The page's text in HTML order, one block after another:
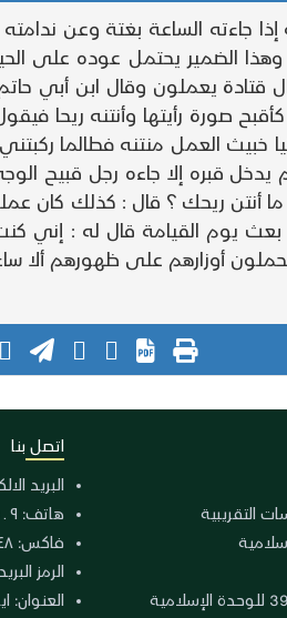
جاءته الساعة بغتة وعن
} وهذا الضمير يحتمل عوده على
يعملون وقال ابن أبي
صورة رأيتها وأنتنه ريحا
خبيث العمل منتنه فطالما
قبره إلا جاءه رجل قبيح
أنتن ريحك ؟ قال : كذلك كان
يوم القيامة قال له : إني
أوزارهم على ظهورهم ألا ساء
التقريبية
اتصل بنا
البريد
هاتف: ٩ ـ ٩٨٢٥٣٧٧٥٥٤٤٥ +
فاكس: ٩٨٢٥٣٧٧٥٥٤٤٨ +
الرمز البريدي: